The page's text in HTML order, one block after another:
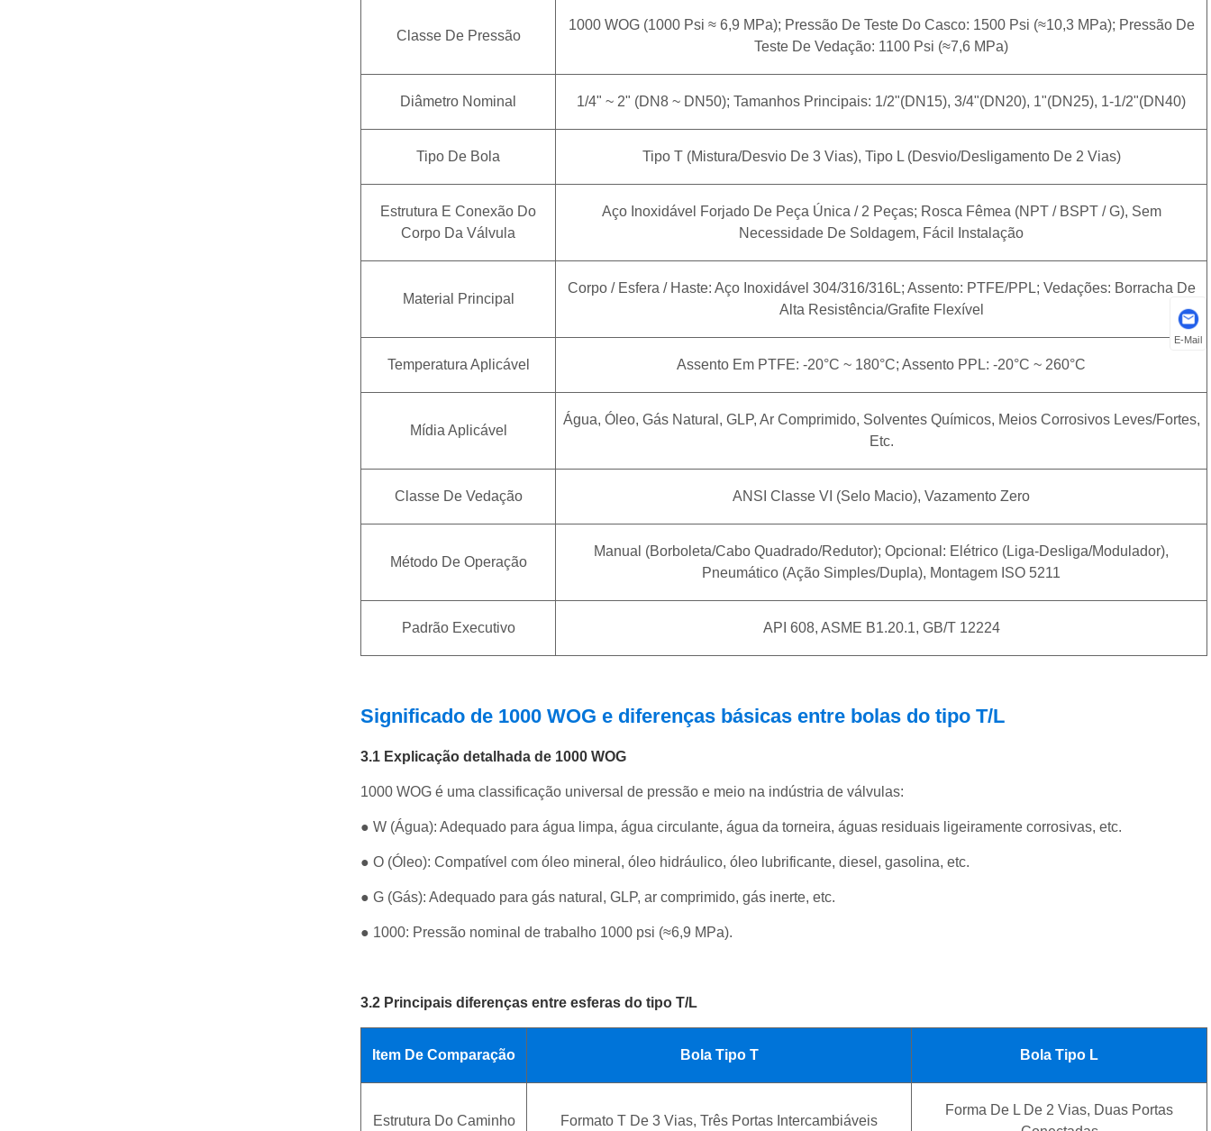
Classe De Pressão
1000 WOG (1000 Psi ≈ 6,9 MPa); Pressão De Teste Do Casco: 1500 Psi (≈10,3 MPa); Pressão De
Teste De Vedação: 1100 Psi (≈7,6 MPa)
Diâmetro Nominal 1/4" ~ 2" (DN8 ~ DN50); Tamanhos Principais: 1/2"(DN15), 3/4"(DN20), 1"(DN25), 1-1/2"(DN40)
Tipo De Bola Tipo T (mistura/desvio De 3 Vias), Tipo L (desvio/desligamento De 2 Vias)
Estrutura E Conexão Do
Corpo Da Válvula
Aço Inoxidável Forjado De Peça Única / 2 Peças; Rosca Fêmea (NPT / BSPT / G), Sem
Necessidade De Soldagem, Fácil Instalação
Material Principal
Corpo / Esfera / Haste: Aço Inoxidável 304/316/316L; Assento: PTFE/PPL; Vedações: Borracha De
Alta Resistência/grafite Flexível
Temperatura Aplicável Assento Em PTFE: -20°C ~ 180°C; Assento PPL: -20°C ~ 260°C
Mídia Aplicável
Água, Óleo, Gás Natural, GLP, Ar Comprimido, Solventes Químicos, Meios Corrosivos Leves/fortes,
Etc.
Classe De Vedação ANSI Classe VI (selo Macio), Vazamento Zero
Método De Operação
Manual (borboleta/cabo Quadrado/redutor); Opcional: Elétrico (liga-Desliga/modulador),
Pneumático (ação Simples/dupla), Montagem ISO 5211
Padrão Executivo API 608, ASME B1.20.1, GB/T 12224
Significado de 1000 WOG e diferenças básicas entre bolas do tipo T/L
3.1 Explicação detalhada de 1000 WOG
1000 WOG é uma classificação universal de pressão e meio na indústria de válvulas:
● W (Água): Adequado para água limpa, água circulante, água da torneira, águas residuais ligeiramente corrosivas, etc.
● O (Óleo): Compatível com óleo mineral, óleo hidráulico, óleo lubrificante, diesel, gasolina, etc.
● G (Gás): Adequado para gás natural, GLP, ar comprimido, gás inerte, etc.
● 1000: Pressão nominal de trabalho 1000 psi (≈6,9 MPa).
3.2 Principais diferenças entre esferas do tipo T/L
Item De Comparação Bola Tipo T Bola Tipo L
Estrutura Do Caminho Formato T De 3 Vias, Três Portas Intercambiáveis
Forma De L De 2 Vias, Duas Portas
E-Mail